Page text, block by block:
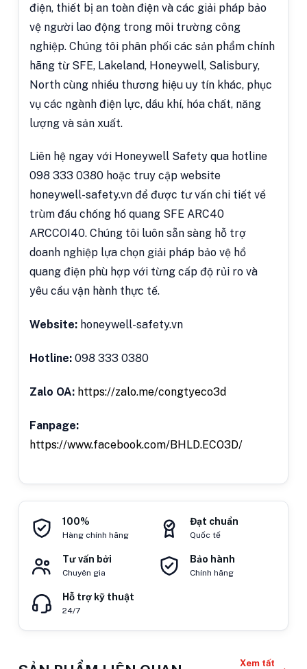
điện, thiết bị an toàn điện và các giải pháp bảo
vệ người lao động trong môi trường công
nghiệp. Chúng tôi phân phối các sản phẩm chính
hãng từ SFE, Lakeland, Honeywell, Salisbury,
North cùng nhiều thương hiệu uy tín khác, phục
vụ các ngành điện lực, dầu khí, hóa chất, năng
lượng và sản xuất.
Liên hệ ngay với Honeywell Safety qua hotline
098 333 0380 hoặc truy cập website
honeywell-safety.vn để được tư vấn chi tiết về
trùm đầu chống hồ quang SFE ARC40
ARCCOI40. Chúng tôi luôn sẵn sàng hỗ trợ
doanh nghiệp lựa chọn giải pháp bảo vệ hồ
quang điện phù hợp với từng cấp độ rủi ro và
yêu cầu vận hành thực tế.
Website: honeywell-safety.vn
Hotline: 098 333 0380
Zalo OA: https://zalo.me/congtyeco3d
Fanpage:
https://www.facebook.com/BHLD.ECO3D/
100%
Hàng chính hãng
Đạt chuẩn
Quốc tế
Tư vấn bởi
Chuyên gia
Bảo hành
Chính hãng
Hỗ trợ kỹ thuật
24/7
Xem tất